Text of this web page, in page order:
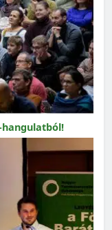
hangulatból!